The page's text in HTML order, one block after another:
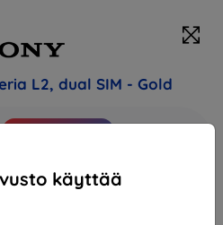
käyttää
L2, dual SIM - Gold